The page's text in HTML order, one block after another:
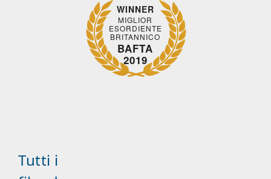
WINNER
MIGLIOR
ESORDIENTE
BRITANNICO
BAFTA
2019
Tutti i